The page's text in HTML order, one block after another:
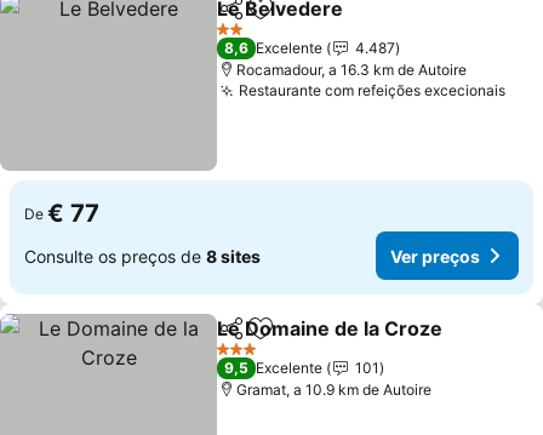
PartilharAdicionar aos favoritos
Le Belvedere
2 Estrelas
8,6 Excelente
4.487
Rocamadour, a 16.3 km de Autoire
Restaurante com refeições excecionaisVer
De € 77
Consulte os preços de 8 sites Ver preços
PartilharAdicionar aos favoritos
Le Domaine de la Croze
3 Estrelas
9,5 Excelente
101
Gramat, a 10.9 km de Autoire